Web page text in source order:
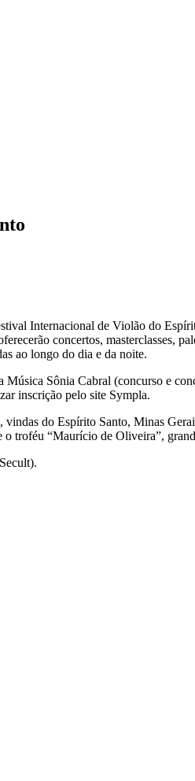
Internacional de Violão do
concertos, masterclasses,
ao longo do dia e da noite.
Sônia Cabral (concurso e
inscrição pelo site Sympla.
do Espírito Santo, Minas
troféu “Maurício de Oliveira”,